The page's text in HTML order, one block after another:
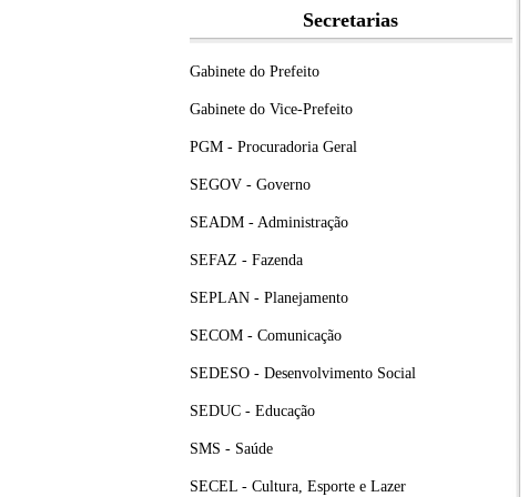
Secretarias
Gabinete do Prefeito
Gabinete do Vice-Prefeito
PGM - Procuradoria Geral
SEGOV - Governo
SEADM - Administração
SEFAZ - Fazenda
SEPLAN - Planejamento
SECOM - Comunicação
SEDESO - Desenvolvimento Social
SEDUC - Educação
SMS - Saúde
SECEL - Cultura, Esporte e Lazer